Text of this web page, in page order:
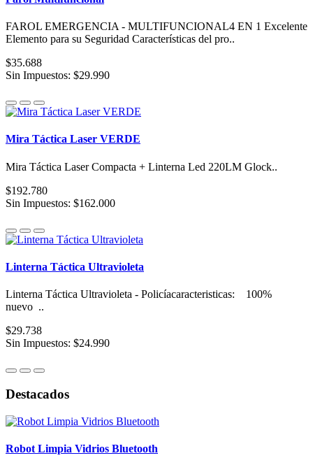
FAROL EMERGENCIA - MULTIFUNCIONAL4 EN 1 Excelente
Elemento para su Seguridad Características del pro..
$35.688
Sin Impuestos: $29.990
Mira Táctica Laser VERDE
Mira Táctica Laser Compacta + Linterna Led 220LM Glock..
$192.780
Sin Impuestos: $162.000
Linterna Táctica Ultravioleta
Linterna Táctica Ultravioleta - Policíacaracteristicas: 100%
nuevo ..
$29.738
Sin Impuestos: $24.990
Destacados
Robot Limpia Vidrios Bluetooth